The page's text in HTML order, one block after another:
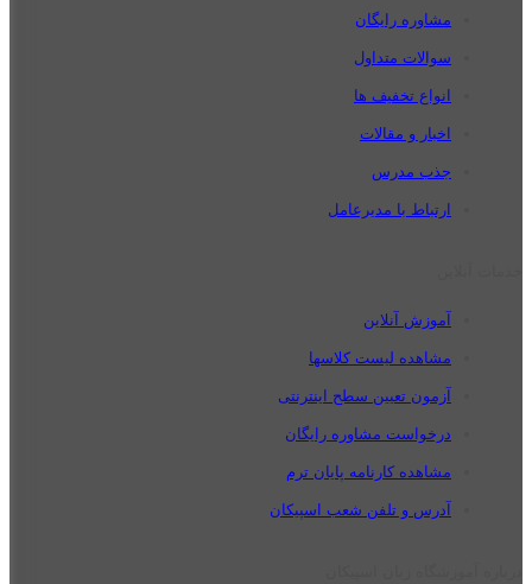
مشاوره رایگان
سوالات متداول
انواع تخفیف ها
اخبار و مقالات
جذب مدرس
ارتباط با مدیرعامل
آموزش آنلاین
مشاهده لیست کلاسها
آزمون تعیین سطح اینترنتی
درخواست مشاوره رایگان
مشاهده کارنامه پایان ترم
آدرس و تلفن شعب اسپیکان